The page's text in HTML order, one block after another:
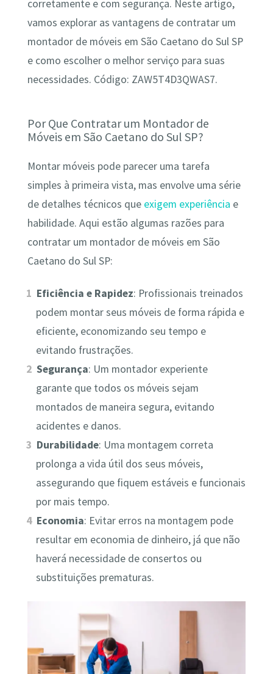
corretamente e com segurança. Neste artigo,
vamos explorar as vantagens de contratar um
montador de móveis em São Caetano do Sul SP
e como escolher o melhor serviço para suas
necessidades. Código: ZAW5T4D3QWAS7.
Por Que Contratar um Montador de
Móveis em São Caetano do Sul SP?
Montar móveis pode parecer uma tarefa
simples à primeira vista, mas envolve uma série
de detalhes técnicos que exigem experiência e
habilidade. Aqui estão algumas razões para
contratar um montador de móveis em São
Caetano do Sul SP:
Eficiência e Rapidez: Profissionais treinados
podem montar seus móveis de forma rápida e
eficiente, economizando seu tempo e
evitando frustrações.
Segurança: Um montador experiente
garante que todos os móveis sejam
montados de maneira segura, evitando
acidentes e danos.
Durabilidade: Uma montagem correta
prolonga a vida útil dos seus móveis,
assegurando que fiquem estáveis e funcionais
por mais tempo.
Economia: Evitar erros na montagem pode
resultar em economia de dinheiro, já que não
haverá necessidade de consertos ou
substituições prematuras.